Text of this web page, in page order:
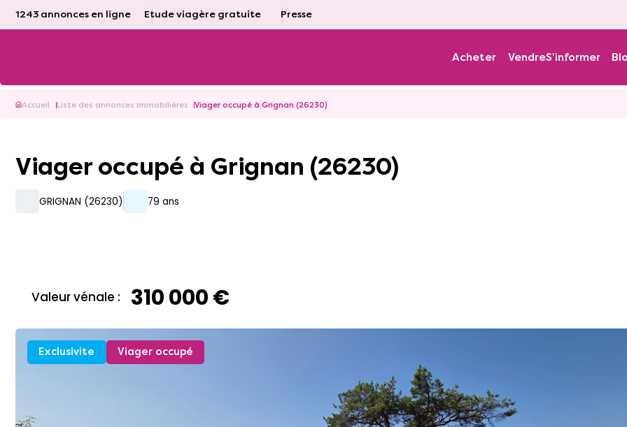
1243 annonces en ligne Etude viagère gratuite Presse
Acheter VendreS'informer
Accueil Liste des annonces immobilières Viager occupé à Grignan (26230)
Viager occupé à Grignan (26230)
GRIGNAN (26230) 79 ans
Valeur vénale : 310 000 €
Exclusivite Viager occupé